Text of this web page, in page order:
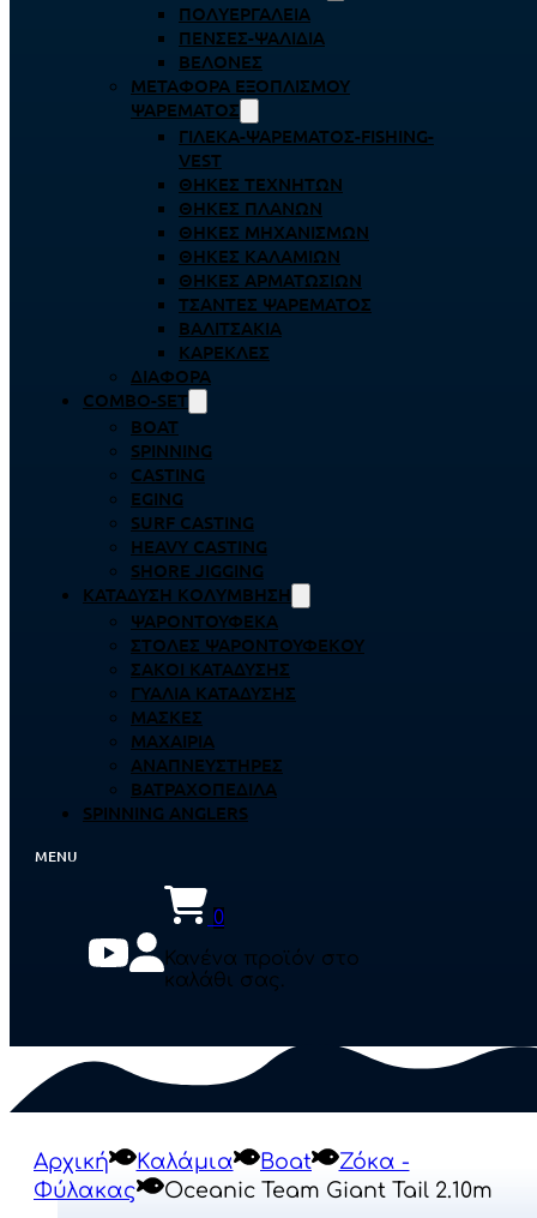
ΠΟΛΥΕΡΓΑΛΕΊΑ
ΠΈΝΣΕΣ-ΨΑΛΊΔΙΑ
ΒΕΛΌΝΕΣ
ΜΕΤΑΦΟΡΆ ΕΞΟΠΛΙΣΜΟΎ
ΨΑΡΈΜΑΤΟΣ
ΓΙΛΈΚΑ-ΨΑΡΈΜΑΤΟΣ-FISHING-
VEST
ΘΉΚΕΣ ΤΕΧΝΗΤΏΝ
ΘΉΚΕΣ ΠΛΆΝΩΝ
ΘΉΚΕΣ ΜΗΧΑΝΙΣΜΏΝ
ΘΉΚΕΣ ΚΑΛΑΜΙΏΝ
ΘΉΚΕΣ ΑΡΜΑΤΩΣΙΏΝ
ΤΣΆΝΤΕΣ ΨΑΡΈΜΑΤΟΣ
ΒΑΛΙΤΣΆΚΙΑ
ΚΑΡΈΚΛΕΣ
ΔΙΆΦΟΡΑ
COMBO-SET
BOAT
SPINNING
CASTING
EGING
SURF CASTING
HEAVY CASTING
SHORE JIGGING
ΚΑΤΆΔΥΣΗ ΚΟΛΎΜΒΗΣΗ
ΨΑΡΟΝΤΟΎΦΕΚΑ
ΣΤΟΛΈΣ ΨΑΡΟΝΤΟΎΦΕΚΟΥ
ΣΆΚΟΙ ΚΑΤΆΔΥΣΗΣ
ΓΥΑΛΙΆ ΚΑΤΆΔΥΣΗΣ
ΜΆΣΚΕΣ
ΜΑΧΑΊΡΙΑ
ΑΝΑΠΝΕΥΣΤΉΡΕΣ
ΒΑΤΡΑΧΟΠΈΔΙΛΑ
SPINNING ANGLERS
0
Κανένα προϊόν στο
καλάθι σας.
Αρχική Καλάμια Boat
Ζόκα -
Φύλακας
Oceanic Team Giant Tail 2.10m